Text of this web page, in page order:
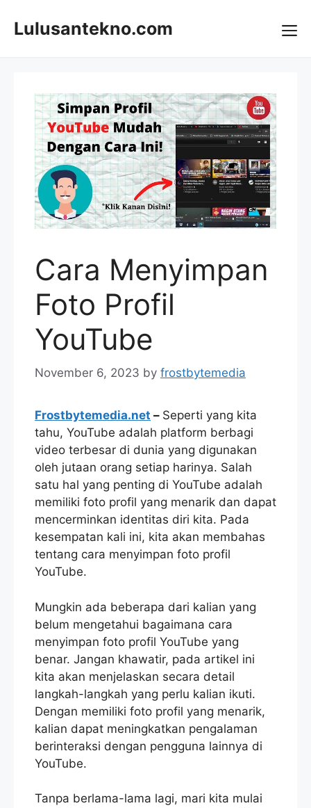
Lulusantekno.com
Cara Menyimpan
Foto Profil
YouTube
November 6, 2023 by frostbytemedia
Frostbytemedia.net – Seperti yang kita
tahu, YouTube adalah platform berbagi
video terbesar di dunia yang digunakan
oleh jutaan orang setiap harinya. Salah
satu hal yang penting di YouTube adalah
memiliki foto profil yang menarik dan dapat
mencerminkan identitas diri kita. Pada
kesempatan kali ini, kita akan membahas
tentang cara menyimpan foto profil
YouTube.
Mungkin ada beberapa dari kalian yang
belum mengetahui bagaimana cara
menyimpan foto profil YouTube yang
benar. Jangan khawatir, pada artikel ini
kita akan menjelaskan secara detail
langkah-langkah yang perlu kalian ikuti.
Dengan memiliki foto profil yang menarik,
kalian dapat meningkatkan pengalaman
berinteraksi dengan pengguna lainnya di
YouTube.
Tanpa berlama-lama lagi, mari kita mulai